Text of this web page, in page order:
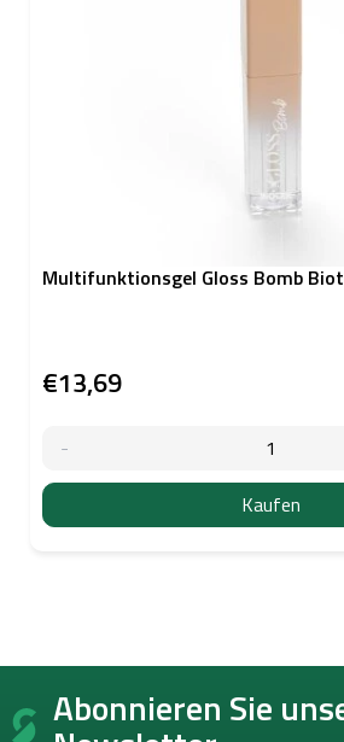
Multifunktionsgel Gloss Bomb
€13,69
Kaufen
F
ß Abonnieren Sie